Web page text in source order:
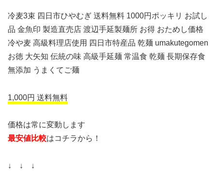
冷麦3束 四日市ひやむぎ 送料無料 1000円ポッキリ お試し
品 金魚印 製造直売店 渡辺手延製麺所 お得 おためし価格
冷や麦 高級料理店使用 四日市特産品 乾麺 umakutegomen
お徳 大矢知 伝統の味 高級手延麺 常温食 乾麺 長期保存食
無添加 うまくてご麺
1,000円 送料無料
価格は常に変動します
最安値比較はコチラから！
↓ ↓ ↓